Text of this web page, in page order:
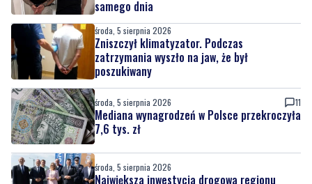
samego dnia
środa, 5 sierpnia 2026
Zniszczył klimatyzator. Podczas
zatrzymania wyszło na jaw, że był
poszukiwany
środa, 5 sierpnia 2026 11
Mediana wynagrodzeń w Polsce przekroczyła
7,6 tys. zł
środa, 5 sierpnia 2026
Największa inwestycja drogowa regionu